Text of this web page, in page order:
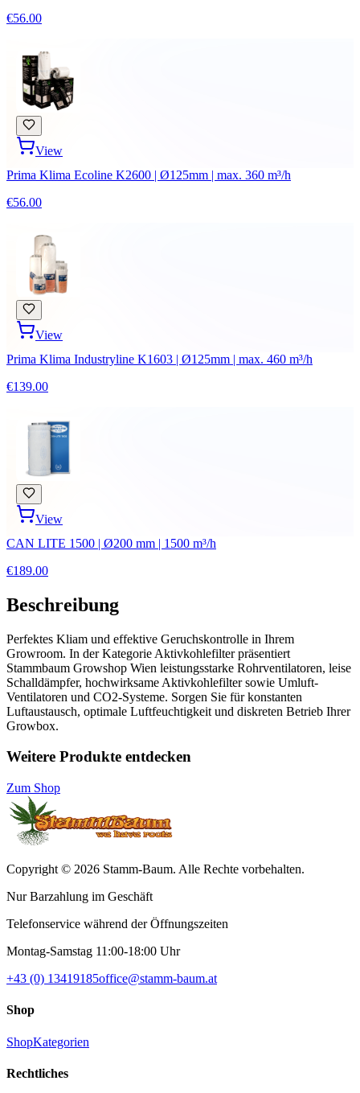
€56.00
View
Prima Klima Ecoline K2600 | Ø125mm | max. 360 m³/h
€56.00
View
Prima Klima Industryline K1603 | Ø125mm | max. 460 m³/h
€139.00
View
CAN LITE 1500 | Ø200 mm | 1500 m³/h
€189.00
Beschreibung
Perfektes Kliam und effektive Geruchskontrolle in Ihrem
Growroom. In der Kategorie Aktivkohlefilter präsentiert
Stammbaum Growshop Wien leistungsstarke Rohrventilatoren, leise
Schalldämpfer, hochwirksame Aktivkohlefilter sowie Umluft-
Ventilatoren und CO2-Systeme. Sorgen Sie für konstanten
Luftaustausch, optimale Luftfeuchtigkeit und diskreten Betrieb Ihrer
Growbox.
Weitere Produkte entdecken
Zum Shop
Copyright © 2026 Stamm-Baum. Alle Rechte vorbehalten.
Nur Barzahlung im Geschäft
Telefonservice während der Öffnungszeiten
Montag-Samstag 11:00-18:00 Uhr
+43 (0) 13419185office@stamm-baum.at
Shop
ShopKategorien
Rechtliches